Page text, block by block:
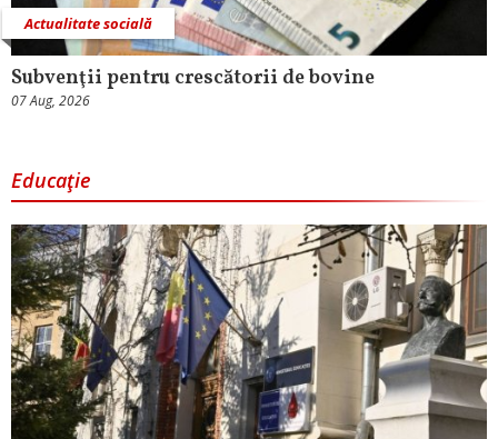
Actualitate socială
Subvenţii pentru crescătorii de bovine
07 Aug, 2026
Educaţie